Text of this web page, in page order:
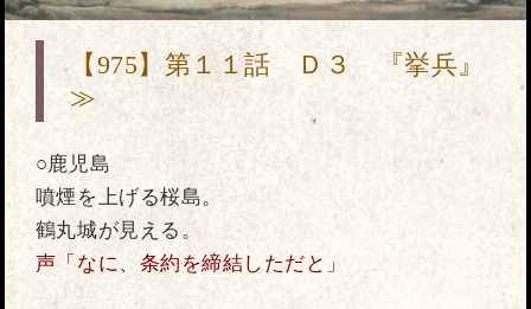
【975】第１１話 Ｄ３ 『挙兵』
≫
○鹿児島
噴煙を上げる桜島。
鶴丸城が見える。
声「なに、条約を締結しただと」